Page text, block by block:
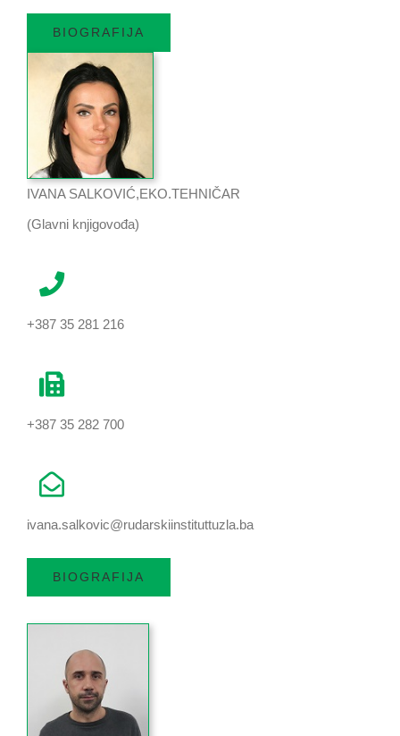
BIOGRAFIJA
IVANA SALKOVIĆ,EKO.TEHNIČAR
(Glavni knjigovođa)
+387 35 281 216
+387 35 282 700
ivana.salkovic@rudarskiinstituttuzla.ba
BIOGRAFIJA